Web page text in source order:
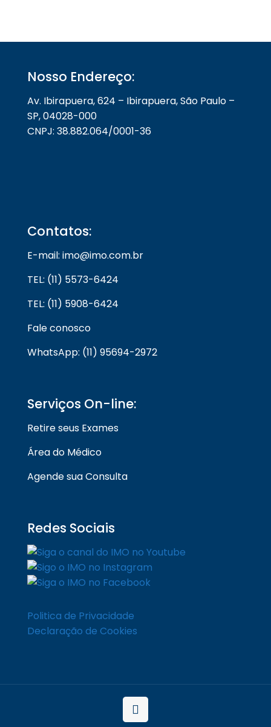
Nosso Endereço:
Av. Ibirapuera, 624 – Ibirapuera, São Paulo –
SP, 04028-000
CNPJ: 38.882.064/0001-36
Contatos:
E-mail: imo@imo.com.br
TEL: (11) 5573-6424
TEL: (11) 5908-6424
Fale conosco
WhatsApp: (11) 95694-2972
Serviços On-line:
Retire seus Exames
Área do Médico
Agende sua Consulta
Redes Sociais
Politica de Privacidade
Declaração de Cookies